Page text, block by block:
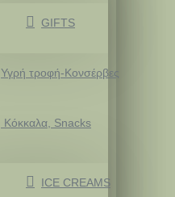
GIFTS
Υγρή τροφή-Κονσέρβες
Κόκκαλα, Snacks
ICE CREAMS